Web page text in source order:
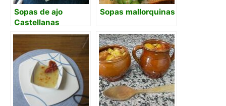
Sopas de ajo
Castellanas
Sopas mallorquinas